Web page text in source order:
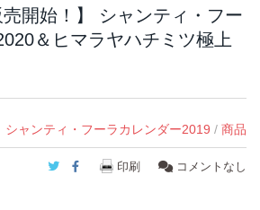
売開始！】 シャンティ・フー
＆ヒマラヤハチミツ極上
シャンティ・フーラカレンダー2019 / 商品
Twitter
Facebook
印刷 コメントなし